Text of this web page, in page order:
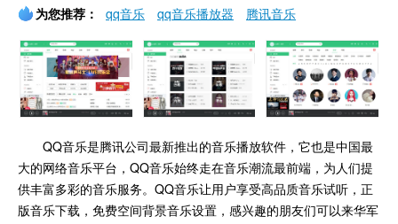
为您推荐： qq音乐 qq音乐播放器 腾讯音乐
QQ音乐是腾讯公司最新推出的音乐播放软件，它也是中国最
大的网络音乐平台，QQ音乐始终走在音乐潮流最前端，为人们提
供丰富多彩的音乐服务。QQ音乐让用户享受高品质音乐试听，正
版音乐下载，免费空间背景音乐设置，感兴趣的朋友们可以来华军